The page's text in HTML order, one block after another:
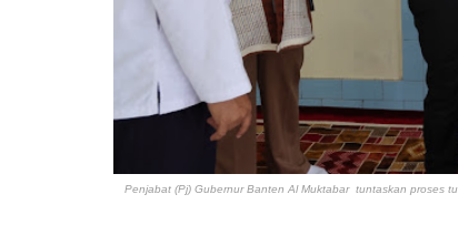
Penjabat (Pj) Gubernur Banten Al Muktabar tuntaskan proses